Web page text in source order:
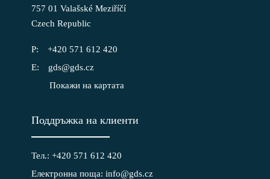
757 01 Valašské Meziříčí
Czech Republic
+420 571 612 420
gds@gds.cz
Покажи на картата
Поддръжка на клиенти
Тел.: +420 571 612 420
Електронна поща: info@gds.cz